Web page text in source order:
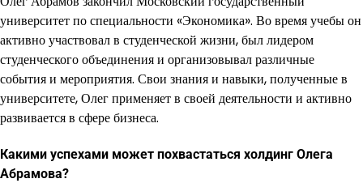
университет по специальности «Экономика». Во время учебы он
активно участвовал в студенческой жизни, был лидером
студенческого объединения и организовывал различные
события и мероприятия. Свои знания и навыки, полученные в
университете, Олег применяет в своей деятельности и активно
развивается в сфере бизнеса.
Какими успехами может похвастаться холдинг Олега
Абрамова?